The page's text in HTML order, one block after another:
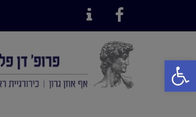
פתח סרגל נגישות
Facebook
Contact